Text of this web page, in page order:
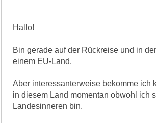
Hallo!
Bin gerade auf der Rückreise und in
einem EU-Land.
Aber interessanterweise bekomme ich
in diesem Land momentan obwohl ich
Landesinneren bin.